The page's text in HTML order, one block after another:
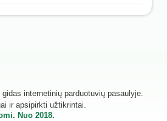
internetinių parduotuvių pasaulyje.
ir apsipirkti užtikrintai.
Nuo 2018.